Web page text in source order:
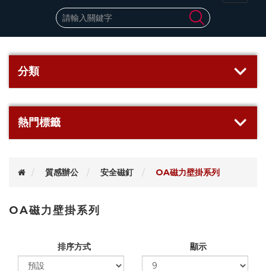
分類
熱門標籤
質感辦公 安全磁釘 OA磁力壁掛系列
OA磁力壁掛系列
排序方式 顯示